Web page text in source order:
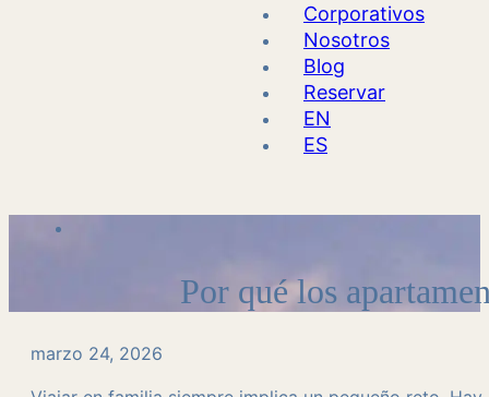
Corporativos
Nosotros
Blog
Reservar
EN
ES
Por qué los
marzo 24, 2026